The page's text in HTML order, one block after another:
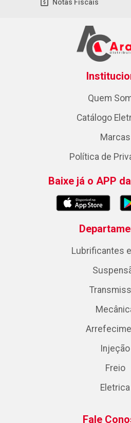
Notas Fiscais
Quem
Catálogo
Marcas
Política de
Baixe já o APP
Lubrificantes
Injeção
Freio
Eletrica
Fale